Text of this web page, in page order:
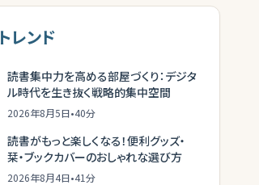
トレンド
読書集中力を高める部屋づくり：デジタ
ル時代を生き抜く戦略的集中空間
2026年8月5日•40分
読書がもっと楽しくなる！便利グッズ・
栞・ブックカバーのおしゃれな選び方
2026年8月4日•41分